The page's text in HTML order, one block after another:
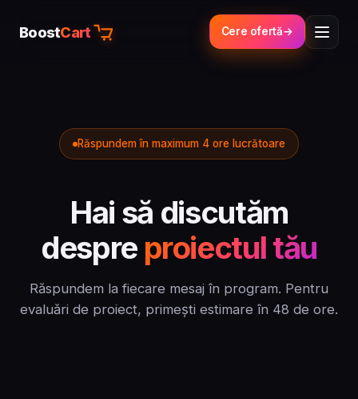
BoostCart Cere ofertă
Răspundem în maximum 4 ore lucrătoare
Hai să discutăm
despre proiectul tău
Răspundem la fiecare mesaj în program. Pentru
evaluări de proiect, primești estimare în 48 de ore.